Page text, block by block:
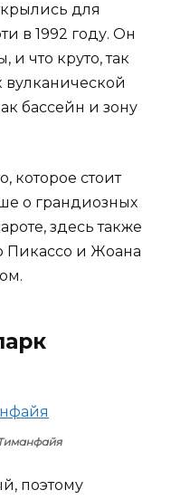
для
в 1992 году. Он
и что круто, так
вулканической
бассейн и зону
которое стоит
о грандиозных
здесь также
Пикассо и Жоана
поэтому